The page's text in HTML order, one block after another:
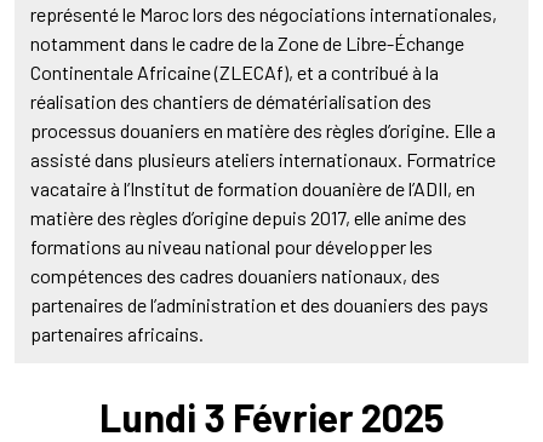
représenté le Maroc lors des négociations internationales,
notamment dans le cadre de la Zone de Libre-Échange
Continentale Africaine (ZLECAf), et a contribué à la
réalisation des chantiers de dématérialisation des
processus douaniers en matière des règles d’origine. Elle a
assisté dans plusieurs ateliers internationaux. Formatrice
vacataire à l’Institut de formation douanière de l’ADII, en
matière des règles d’origine depuis 2017, elle anime des
formations au niveau national pour développer les
compétences des cadres douaniers nationaux, des
partenaires de l’administration et des douaniers des pays
partenaires africains.
Lundi 3 Février 2025